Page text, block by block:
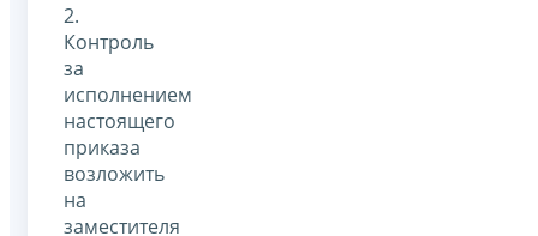
2.
Контроль
за
исполнением
настоящего
приказа
возложить
на
заместителя